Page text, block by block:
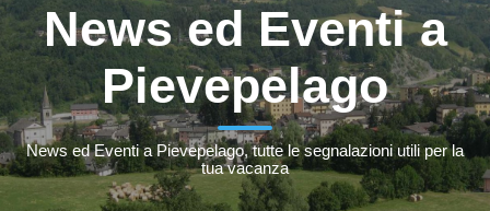
News ed Eventi a
Pievepelago
News ed Eventi a Pievepelago, tutte le segnalazioni utili per la
tua vacanza